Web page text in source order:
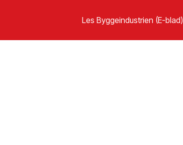
Les Byggeindustrien (E-blad)